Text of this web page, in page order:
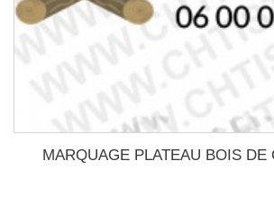
MARQUAGE PLATEAU BOIS DE